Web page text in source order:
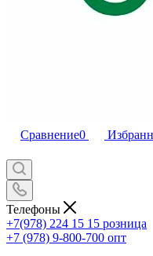
Сравнение0
Телефоны
+7(978) 224 15 15 розница
+7 (978) 9-800-700 опт